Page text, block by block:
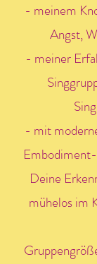
- meinem
Angst,
- meiner
- mit
Deine
mühelos im